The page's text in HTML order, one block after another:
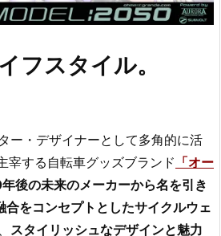
フスタイル。
ー・デザイナーとして多角的に活
宰する自転車グッズブランド 「オー
後の未来のメーカーから名を引き
をコンセプトとしたサイクルウェ
スタイリッシュなデザインと魅力